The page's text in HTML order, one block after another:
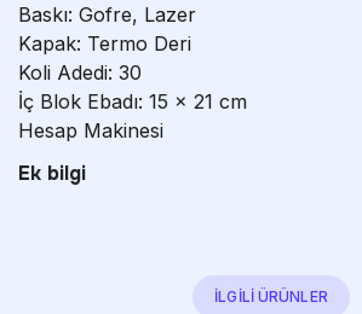
Baskı: Gofre, Lazer
Kapak: Termo Deri
Koli Adedi: 30
İç Blok Ebadı: 15 x 21 cm
Hesap Makinesi
Ek bilgi
İLGİLİ ÜRÜNLER